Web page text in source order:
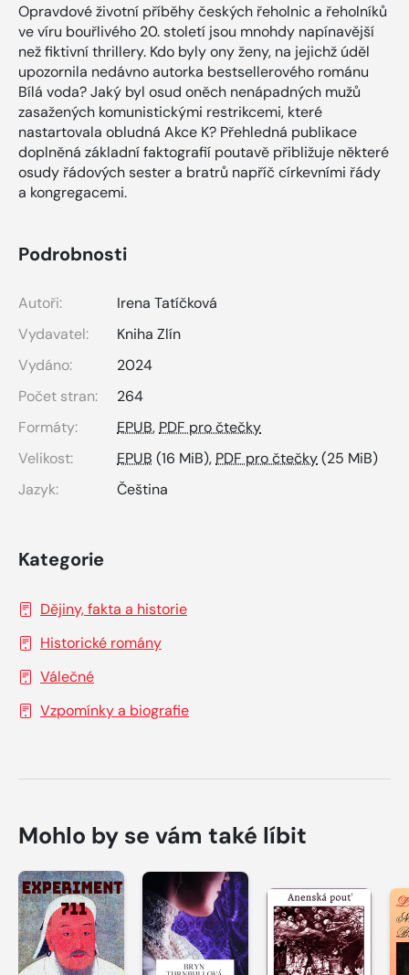
Opravdové životní příběhy českých řeholnic a řeholníků
ve víru bouřlivého 20. století jsou mnohdy napínavější
než fiktivní thrillery. Kdo byly ony ženy, na jejichž úděl
upozornila nedávno autorka bestsellerového románu
Bílá voda? Jaký byl osud oněch nenápadných mužů
zasažených komunistickými restrikcemi, které
nastartovala obludná Akce K? Přehledná publikace
doplněná základní faktografií poutavě přibližuje některé
osudy řádových sester a bratrů napříč církevními řády
a kongregacemi.
Podrobnosti
Autoři:
Irena Tatíčková
Vydavatel:
Kniha Zlín
Vydáno:
2024
Počet stran:
264
Formáty:
EPUB, PDF pro čtečky
Velikost:
EPUB (16 MiB), PDF pro čtečky(25 MiB)
Jazyk:
Čeština
Kategorie
Dějiny, fakta a historie
Historické romány
Válečné
Vzpomínky a biografie
Mohlo by se vám také líbit